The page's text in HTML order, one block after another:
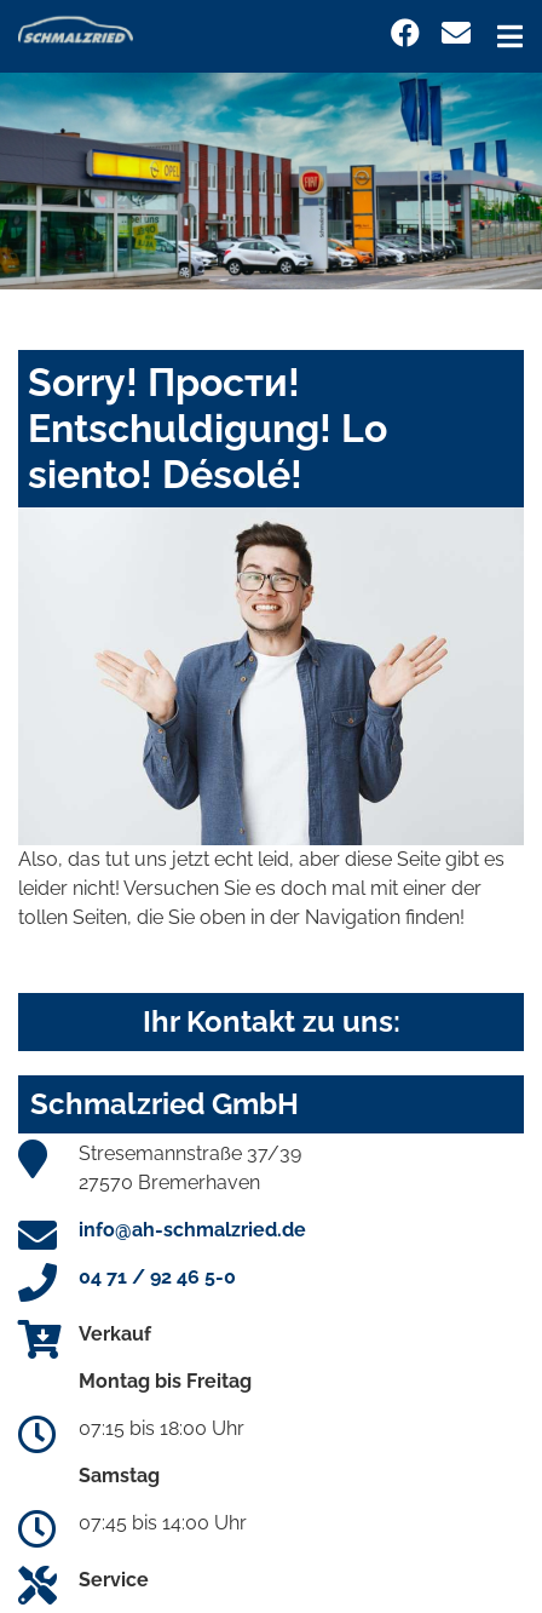
Sorry! Прости!
Entschuldigung! Lo
siento! Désolé!
Also, das tut uns jetzt echt leid, aber diese Seite gibt es
leider nicht! Versuchen Sie es doch mal mit einer der
tollen Seiten, die Sie oben in der Navigation finden!
Ihr Kontakt zu uns:
Schmalzried GmbH
Stresemannstraße 37/39
27570 Bremerhaven
info@ah-schmalzried.de
04 71 / 92 46 5-0
Verkauf
Montag bis Freitag
07:15 bis 18:00 Uhr
Samstag
07:45 bis 14:00 Uhr
Service